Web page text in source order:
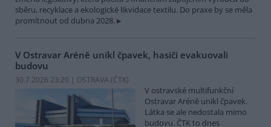
sběru, recyklace a ekologické likvidace textilu. Do praxe by se měla
promítnout od dubna 2028.
V Ostravar Aréně unikl čpavek, hasiči evakuovali
budovu
30.7.2026 23:20 | OSTRAVA (ČTK)
V ostravské multifunkční
Ostravar Aréně unikl čpavek.
Látka se ale nedostala mimo
budovu. ČTK to dnes